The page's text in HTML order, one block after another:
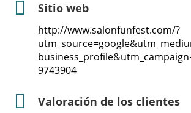
Sitio web
http://www.salonfunfest.com/?
9743904
Valoración de los clientes